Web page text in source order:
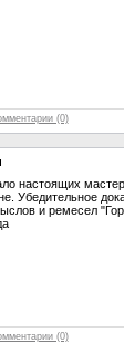
(0)
настоящих
Убедительное
и ремесел
(0)